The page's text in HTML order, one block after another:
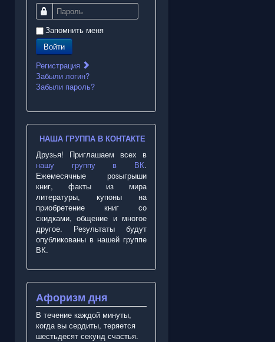
Пароль
Запомнить меня
Войти
Регистрация
Забыли логин?
Забыли пароль?
НАША ГРУППА В КОНТАКТЕ
Друзья! Приглашаем всех в
нашу группу в ВК.
Ежемесячные розыгрыши
книг, факты из мира
литературы, купоны на
приобретение книг со
скидками, общение и многое
другое. Результаты будут
опубликованы в нашей группе
ВК.
Афоризм дня
В течение каждой минуты,
когда вы сердиты, теряется
шестьдесят секунд счастья.